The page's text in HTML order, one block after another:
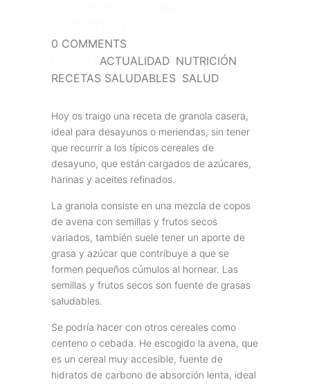
0 COMMENTS
ACTUALIDAD NUTRICIÓN
RECETAS SALUDABLES SALUD
Hoy os traigo una receta de granola casera,
ideal para desayunos o meriendas, sin tener
que recurrir a los típicos cereales de
desayuno, que están cargados de azúcares,
harinas y aceites refinados.
La granola consiste en una mezcla de copos
de avena con semillas y frutos secos
variados, también suele tener un aporte de
grasa y azúcar que contribuye a que se
formen pequeños cúmulos al hornear. Las
semillas y frutos secos son fuente de grasas
saludables.
Se podría hacer con otros cereales como
centeno o cebada. He escogido la avena, que
es un cereal muy accesible, fuente de
hidratos de carbono de absorción lenta, ideal